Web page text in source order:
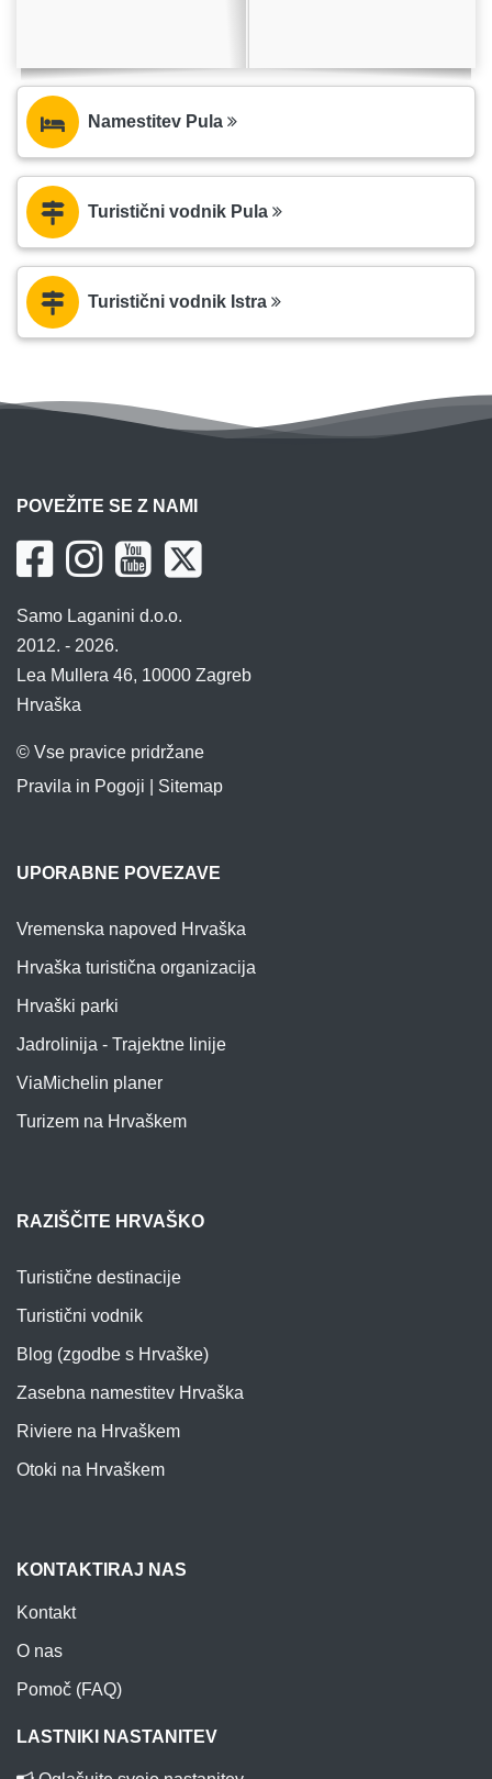
Namestitev Pula
Turistični vodnik Pula
Turistični vodnik Istra
POVEŽITE SE Z NAMI
Samo Laganini d.o.o.
2012. - 2026.
Lea Mullera 46, 10000 Zagreb
Hrvaška
© Vse pravice pridržane
Pravila in Pogoji
Sitemap
UPORABNE POVEZAVE
Vremenska napoved Hrvaška
Hrvaška turistična organizacija
Hrvaški parki
Jadrolinija - Trajektne linije
ViaMichelin planer
Turizem na Hrvaškem
RAZIŠČITE HRVAŠKO
Turistične destinacije
Turistični vodnik
Blog (zgodbe s Hrvaške)
Zasebna namestitev Hrvaška
Riviere na Hrvaškem
Otoki na Hrvaškem
KONTAKTIRAJ NAS
Kontakt
O nas
Pomoč (FAQ)
LASTNIKI NASTANITEV